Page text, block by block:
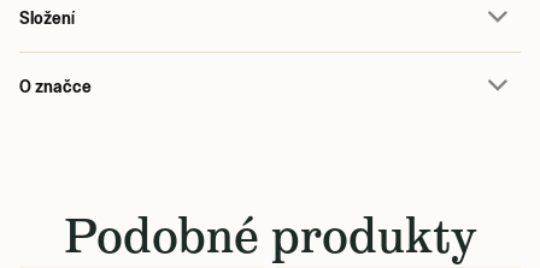
Složení
O značce
Podobné produkty